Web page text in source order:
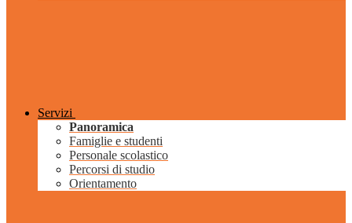
Servizi
Panoramica
Famiglie e studenti
Personale scolastico
Percorsi di studio
Orientamento